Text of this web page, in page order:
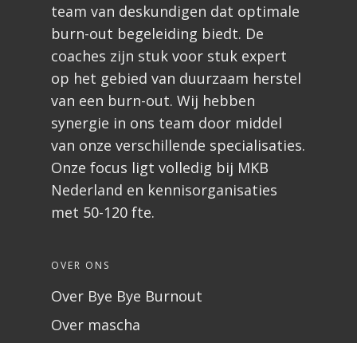
team van deskundigen dat optimale
burn-out begeleiding biedt. De
coaches zijn stuk voor stuk expert
op het gebied van duurzaam herstel
van een burn-out. Wij hebben
synergie in ons team door middel
van onze verschillende specialisaties.
Onze focus ligt volledig bij MKB
Nederland en kennisorganisaties
met 50-120 fte.
OVER ONS
Over Bye Bye Burnout
Over mascha